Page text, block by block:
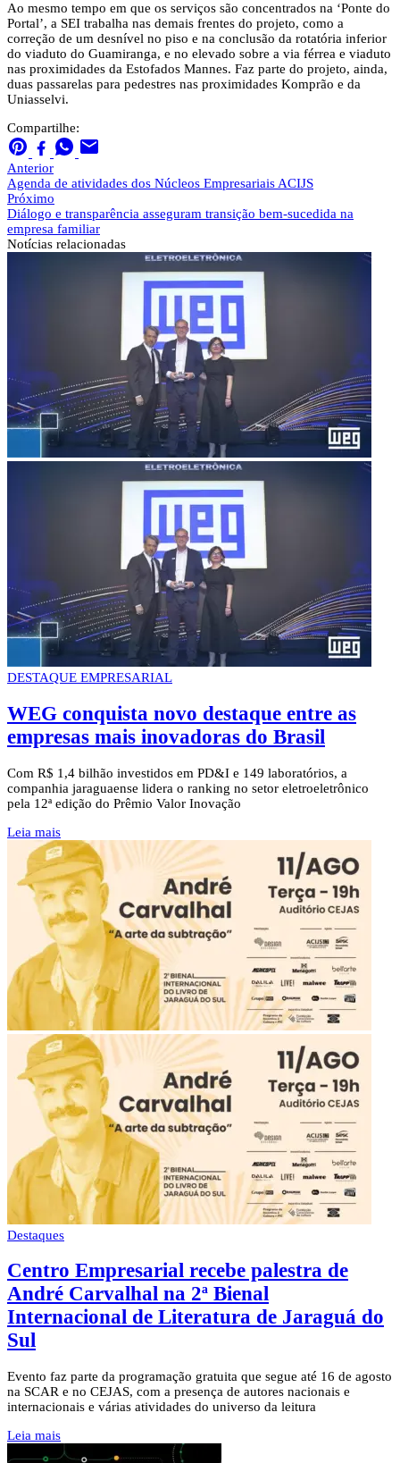
Ao mesmo tempo em que os serviços são concentrados na ‘Ponte do
Portal’, a SEI trabalha nas demais frentes do projeto, como a
correção de um desnível no piso e na conclusão da rotatória inferior
do viaduto do Guamiranga, e no elevado sobre a via férrea e viaduto
nas proximidades da Estofados Mannes. Faz parte do projeto, ainda,
duas passarelas para pedestres nas proximidades Komprão e da
Uniasselvi.
Compartilhe:
Anterior
Agenda de atividades dos Núcleos Empresariais ACIJS
Próximo
Diálogo e transparência asseguram transição bem-sucedida na
empresa familiar
Notícias relacionadas
DESTAQUE EMPRESARIAL
WEG conquista novo destaque entre as
empresas mais inovadoras do Brasil
Com R$ 1,4 bilhão investidos em PD&I e 149 laboratórios, a
companhia jaraguaense lidera o ranking no setor eletroeletrônico
pela 12ª edição do Prêmio Valor Inovação
Leia mais
Destaques
Centro Empresarial recebe palestra de
André Carvalhal na 2ª Bienal
Internacional de Literatura de Jaraguá do
Sul
Evento faz parte da programação gratuita que segue até 16 de agosto
na SCAR e no CEJAS, com a presença de autores nacionais e
internacionais e várias atividades do universo da leitura
Leia mais